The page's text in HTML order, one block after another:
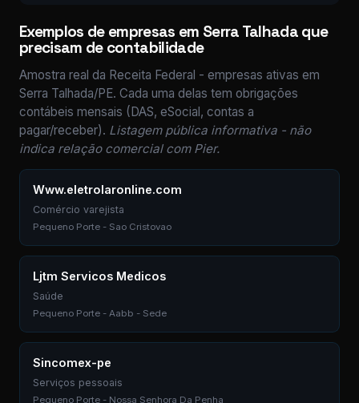
Exemplos de empresas em Serra Talhada que
precisam de contabilidade
Amostra real da Receita Federal - empresas ativas em
Serra Talhada/PE. Cada uma delas tem obrigações
contábeis mensais (DAS, eSocial, contas a
pagar/receber). Listagem pública informativa - não
indica relação comercial com Pier.
Www.eletrolaronline.com
Comércio varejista
Pequeno Porte - Sao Cristovao
Ljtm Servicos Medicos
Saúde
Pequeno Porte - Aabb - Sede
Sincomex-pe
Serviços pessoais
Pequeno Porte - Nossa Senhora Da Penha